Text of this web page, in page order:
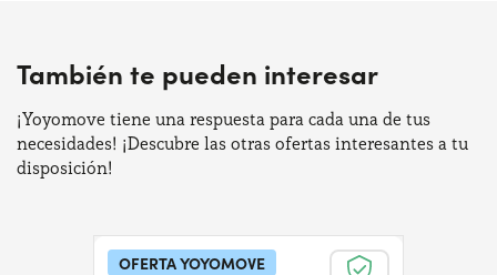
También te pueden interesar
¡Yoyomove tiene una respuesta para cada una de tus
necesidades! ¡Descubre las otras ofertas interesantes a tu
disposición!
OFERTA YOYOMOVE